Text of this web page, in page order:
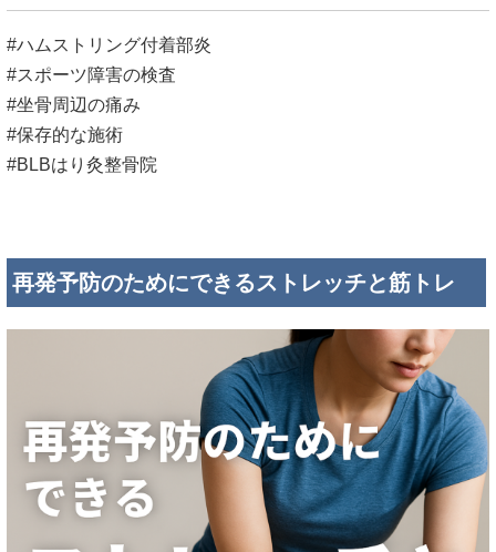
#ハムストリング付着部炎
#スポーツ障害の検査
#坐骨周辺の痛み
#保存的な施術
#BLBはり灸整骨院
再発予防のためにできるストレッチと筋トレ